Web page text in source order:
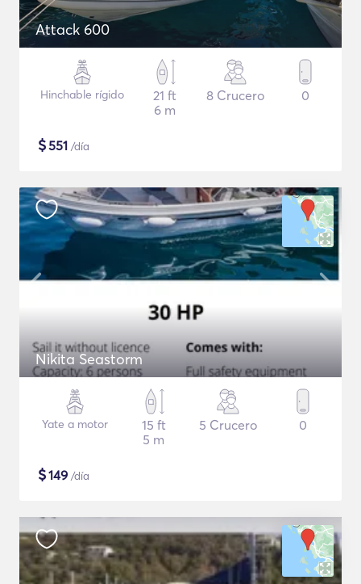
Attack 600
Hinchable rígido
21 ft
6 m
8 Crucero 0
$551 /día
Nikita Seastorm
Yate a motor
15 ft
5 m
5 Crucero 0
$149 /día